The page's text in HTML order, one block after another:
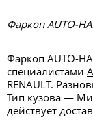
Фаркоп AUTO-
Фаркоп AUTO-
специалистами
RENAULT.
Тип кузова —
действует